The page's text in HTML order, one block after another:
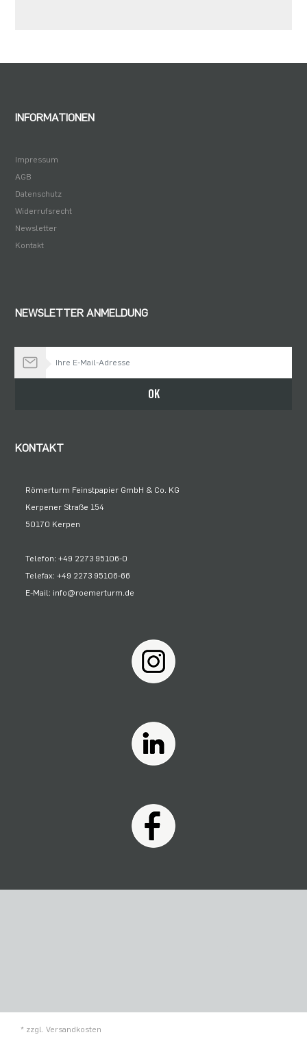
INFORMATIONEN
Impressum
AGB
Datenschutz
Widerrufsrecht
Newsletter
Kontakt
NEWSLETTER ANMELDUNG
OK
KONTAKT
Römerturm Feinstpapier GmbH & Co. KG
Kerpener Straße 154
50170 Kerpen
Telefon: +49 2273 95106-0
Telefax: +49 2273 95106-66
E-Mail: info@roemerturm.de
* zzgl. Versandkosten